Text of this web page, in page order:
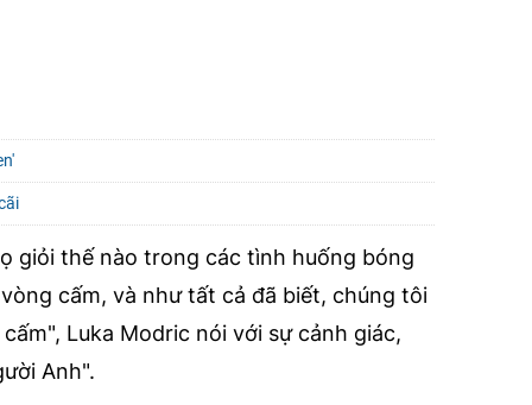
giỏi thế nào trong các tình huống bóng
cấm, và như tất cả đã biết, chúng tôi
Luka Modric nói với sự cảnh giác,
Anh".